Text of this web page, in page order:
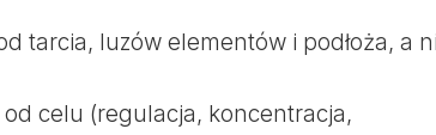
tarcia, luzów elementów i podłoża, a
celu (regulacja, koncentracja,